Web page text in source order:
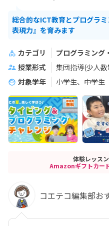
総合的なICT教育とプログラ
表現力』を育みます
カテゴリ プログラミング
授業形式
集団指導(少人数
対象学年
小学生、中学生
体験レッス
Amazonギフトカー
コエテコ編集部お